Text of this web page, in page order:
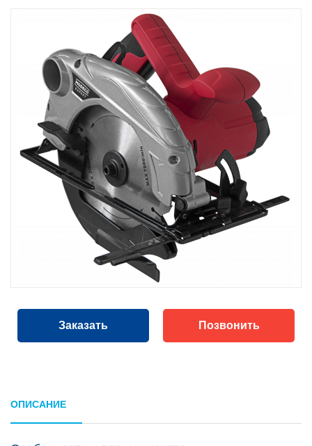
Заказать Позвонить
ОПИСАНИЕ